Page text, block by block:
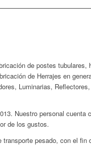
de postes
de Herrajes en
Luminarias,
Nuestro personal
de los gustos.
pesado, con el